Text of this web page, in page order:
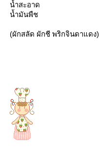
น้ำสะอาด
น้ำมันพืช
(ผักสลัด ผักชี พริกจินดาแดง)